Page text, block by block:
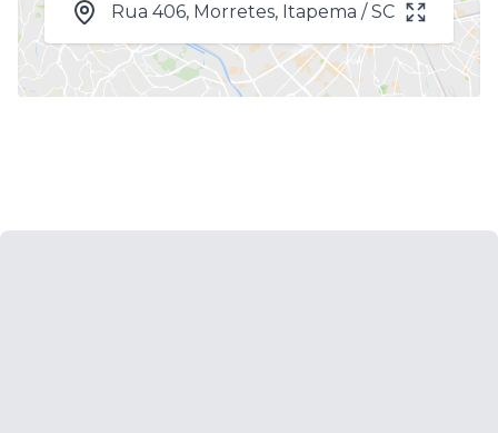
Rua 406, Morretes, Itapema / SC